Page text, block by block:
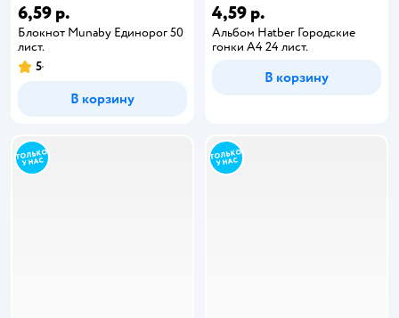
6,59 р.
Блокнот Munaby Единорог 50
лист.
5
В корзину
4,59 р.
Альбом Hatber Городские
гонки А4 24 лист.
В корзину